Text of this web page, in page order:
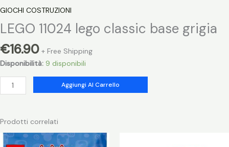
GIOCHI COSTRUZIONI
LEGO 11024 lego classic base grigia
€16.90 + Free Shipping
Disponibilità: 9 disponibili
LEGO
11024
classic
grigia
Aggiungi Al Carrello
Prodotti correlati